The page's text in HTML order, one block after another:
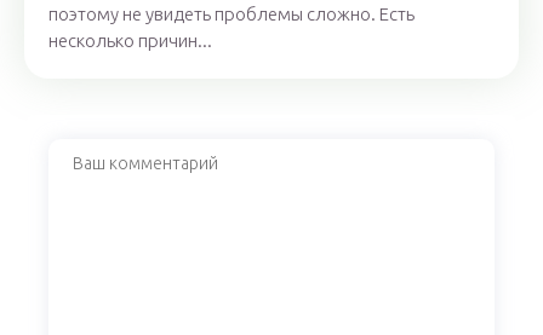
поэтому не увидеть проблемы сложно. Есть
несколько причин...